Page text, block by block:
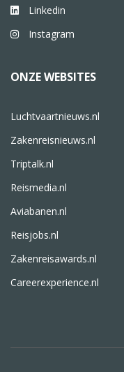
Linkedin
Instagram
ONZE WEBSITES
Luchtvaartnieuws.nl
Zakenreisnieuws.nl
Triptalk.nl
Reismedia.nl
Aviabanen.nl
Reisjobs.nl
Zakenreisawards.nl
Careerexperience.nl